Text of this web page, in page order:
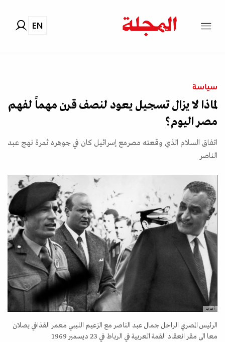
EN
سياسة
لماذا لا يزال تسجيل يعود لنصف قرن مهماً لفهم
مصر اليوم؟
اتفاق السلام الذي وقعته مصرمع إسرائيل كان في جوهره ثمرة نهج عبد
الناصر
أ ف ب
الرئيس المصري الراحل جمال عبد الناصر مع الزعيم الليبي معمر القذافي يصلان
معا الى مقر انعقاد القمة العربية في الرباط في 23 ديسمبر 1969